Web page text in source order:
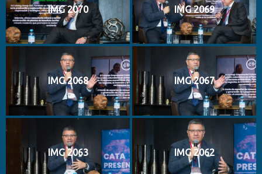
IMG 2070 IMG 2069
IMG 2068 IMG 2067
IMG 2063 IMG 2062